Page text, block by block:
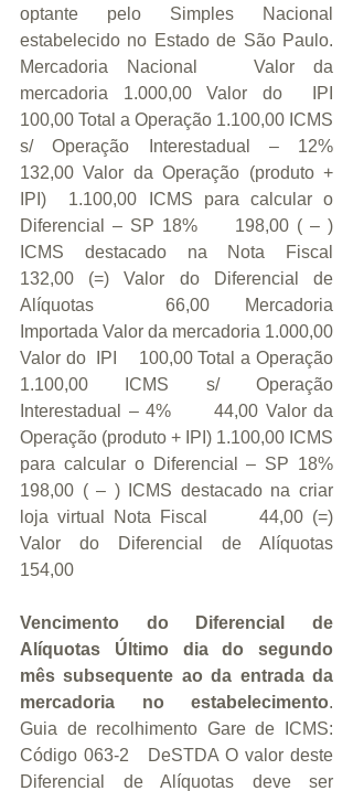
optante pelo Simples Nacional
estabelecido no Estado de São Paulo.
Mercadoria Nacional   Valor da
mercadoria 1.000,00 Valor do  IPI
100,00 Total a Operação 1.100,00 ICMS
s/ Operação Interestadual – 12%
132,00 Valor da Operação (produto +
IPI)  1.100,00 ICMS para calcular o
Diferencial – SP 18%     198,00 ( – )
ICMS destacado na Nota Fiscal
132,00 (=) Valor do Diferencial de
Alíquotas      66,00   Mercadoria
Importada Valor da mercadoria 1.000,00
Valor do  IPI    100,00 Total a Operação
1.100,00 ICMS s/ Operação
Interestadual – 4%      44,00 Valor da
Operação (produto + IPI) 1.100,00 ICMS
para calcular o Diferencial – SP 18%
198,00 ( – ) ICMS destacado na criar
loja virtual Nota Fiscal      44,00 (=)
Valor do Diferencial de Alíquotas
154,00
Vencimento do Diferencial de
Alíquotas Último dia do segundo
mês subsequente ao da entrada da
mercadoria no estabelecimento.
Guia de recolhimento Gare de ICMS:
Código 063-2   DeSTDA O valor deste
Diferencial de Alíquotas deve ser